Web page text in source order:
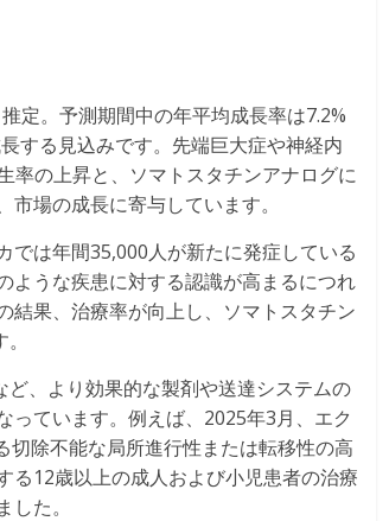
定。予測期間中の年平均成長率は7.2%
する見込みです。先端巨大症や神経内
率の上昇と、ソマトスタチンアナログに
場の成長に寄与しています。
では年間35,000人が新たに発症している
ような疾患に対する認識が高まるにつれ
結果、治療率が向上し、ソマトスタチン
、より効果的な製剤や送達システムの
っています。例えば、2025年3月、エク
除不能な局所進行性または転移性の高
12歳以上の成人および小児患者の治療
た。